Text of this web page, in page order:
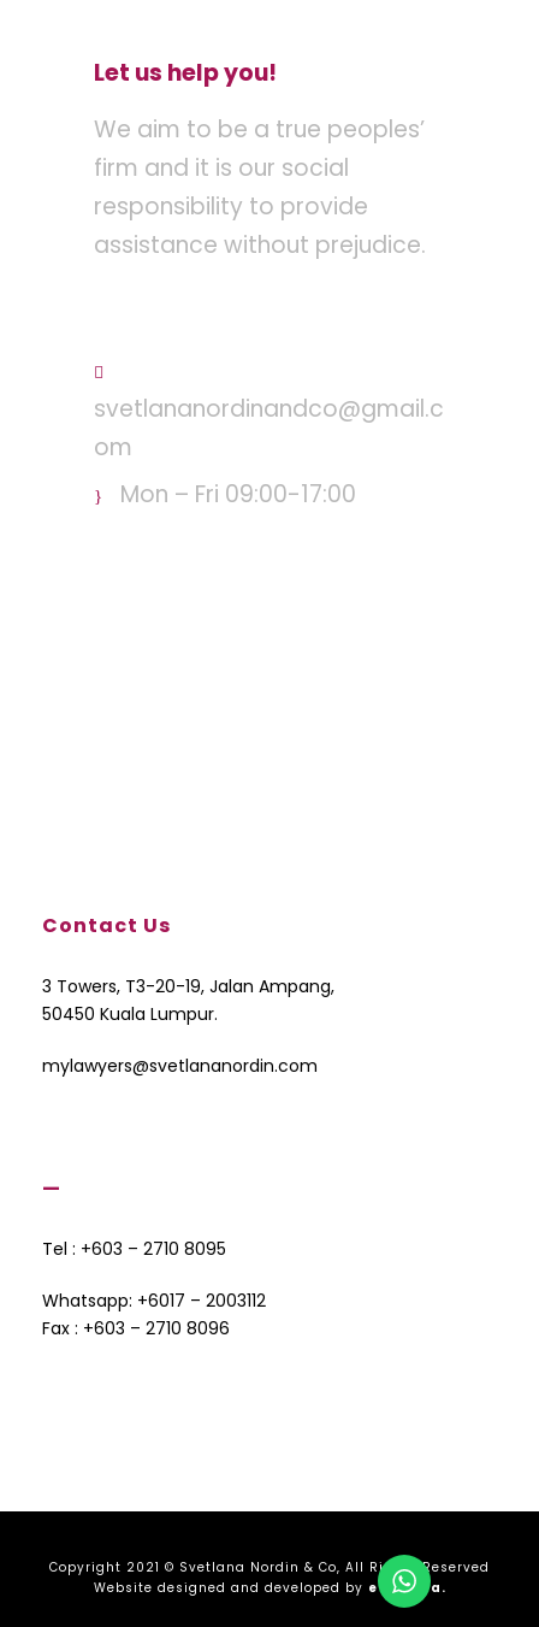
Let us help you!
We aim to be a true peoples’
firm and it is our social
responsibility to provide
assistance without prejudice.
svetlananordinandco@gmail.c
om
Mon – Fri 09:00-17:00
Contact Us
3 Towers, T3-20-19, Jalan Ampang,
50450 Kuala Lumpur.
mylawyers@svetlananordin.com
—
Tel : +603 – 2710 8095
Whatsapp: +6017 – 2003112
Fax : +603 – 2710 8096
Copyright 2021 © Svetlana Nordin & Co, All Rights Reserved
Website designed and developed by etcetera.